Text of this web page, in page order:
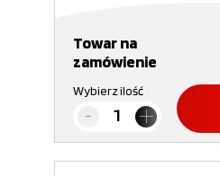
Towar na
zamówienie
Wybierz ilość